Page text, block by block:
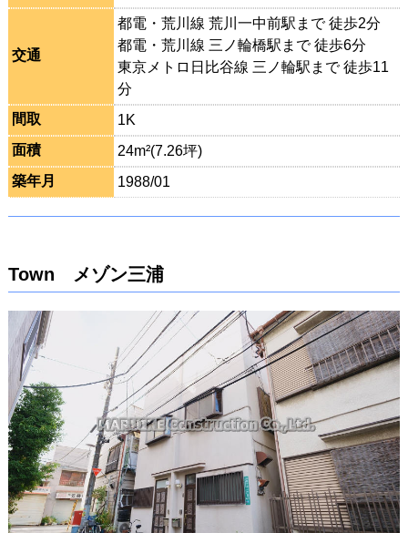
交通
都電・荒川線 荒川一中前駅まで 徒歩2分
都電・荒川線 三ノ輪橋駅まで 徒歩6分
東京メトロ日比谷線 三ノ輪駅まで 徒歩11
分
間取
1K
面積
24m²(7.26坪)
築年月
1988/01
Town メゾン三浦